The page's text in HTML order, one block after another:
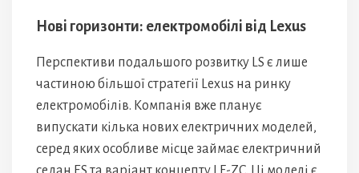
Нові горизонти: електромобілі від Lexus
Перспективи подальшого розвитку LS є лише
частиною більшої стратегії Lexus на ринку
електромобілів. Компанія вже планує
випускати кілька нових електричних моделей,
серед яких особливе місце займає електричний